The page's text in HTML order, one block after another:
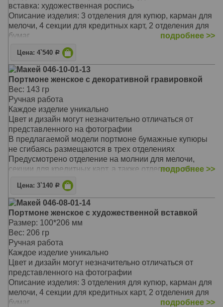
Материал: натуральная кожа
Цвет: чёрный, красный
Тип: прямой
Размер: 18,2 х 9,1 см
вставка: художественная роспись
Описание изделия: 3 отделения для купюр, карман для
мелочи, 4 секции для кредитных карт, 2 отделения для
бумаг
В предлагаемой модели портмоне бумажные купюры
не сгибаясь размещаются в трех отделениях
Предусмотрено отделение на молнии для мелочи,
секции для кредитных карт, а также отделения для
мелких бумаг
Портмоне застегивается на молнию
Такой незаменимый аксессуар отличается не только
своей надежностью и долговечностью
Предлагаемая модель очаровывает своей
оригинальностью, неповторимым сочетанием цветов и
фактур
Он станет замечательным подарком для стильной
женщины, выгодно подчеркнет вашу
Материал: натуральная кожа
Тип: прямой
Размер: 20,7 х 10,1см
подробнее >>
Цена: 4`540 Р
Макей 046-10-01-13
Портмоне женское с декоративной гравировкой
Вес: 143 гр
Ручная работа
Каждое изделие уникально
Цвет и дизайн могут незначительно отличаться от
представленного на фотографии
В предлагаемой модели портмоне бумажные купюры
не сгибаясь размещаются в трех отделениях
Предусмотрено отделение на молнии для мелочи,
секции для кредитных карт, а также отделения для
Портмоне застегивается на молнию
Такой незаменимый аксессуар отличается не только
своей надежностью и долговечностью
Предлагаемая модель очаровывает своей
оригинальностью, неповторимым сочетанием цветов и
фактур
Он станет замечательным подарком для стильной
женщины, выгодно подчеркнет вашу
индивидуальность и стиль
Материал: натуральная кожа
Цвет: светлый-коричневый
Тип: прямой
подробнее >>
Цена: 3`140 Р
Макей 046-08-01-14
Портмоне женское с художественной вставкой
Размер: 100*206 мм
Вес: 206 гр
Ручная работа
Каждое изделие уникально
Цвет и дизайн могут незначительно отличаться от
представленного на фотографии
Описание изделия: 3 отделения для купюр, карман для
мелочи, 4 секции для кредитных карт, 2 отделения для
бумаг
подробнее >>